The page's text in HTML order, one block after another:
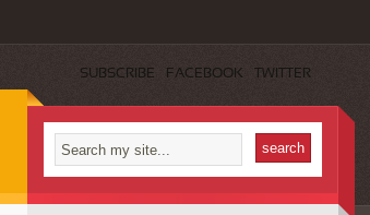
SUBSCRIBE FACEBOOK TWITTER